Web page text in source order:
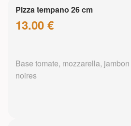
Pizza tempano 26 cm
13.00 €
Base tomate, mozzarella,
noires